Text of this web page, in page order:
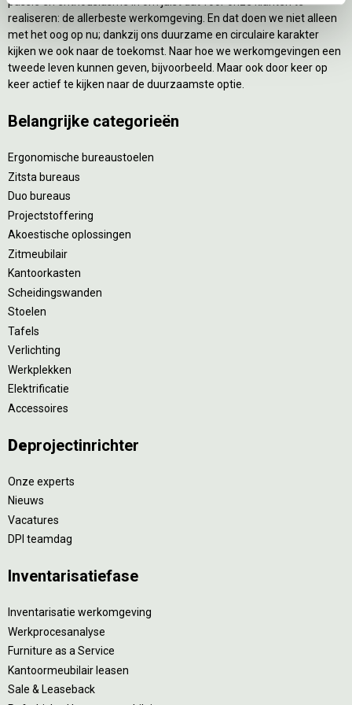
realiseren: de allerbeste werkomgeving. En dat doen we niet alleen
met het oog op nu; dankzij ons duurzame en circulaire karakter
kijken we ook naar de toekomst. Naar hoe we werkomgevingen een
tweede leven kunnen geven, bijvoorbeeld. Maar ook door keer op
keer actief te kijken naar de duurzaamste optie.
Belangrijke categorieën
Ergonomische bureaustoelen
Zitsta bureaus
Duo bureaus
Projectstoffering
Akoestische oplossingen
Zitmeubilair
Kantoorkasten
Scheidingswanden
Stoelen
Tafels
Verlichting
Werkplekken
Elektrificatie
Accessoires
Deprojectinrichter
Onze experts
Nieuws
Vacatures
DPI teamdag
Inventarisatiefase
Inventarisatie werkomgeving
Werkprocesanalyse
Furniture as a Service
Kantoormeubilair leasen
Sale & Leaseback